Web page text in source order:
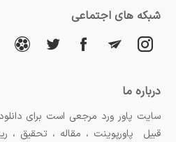
شبکه های اجتماعی
درباره ما
سایت پاور ورد مرجعی است برای
قبیل پاورپوینت ، مقاله ، تحقیق ،